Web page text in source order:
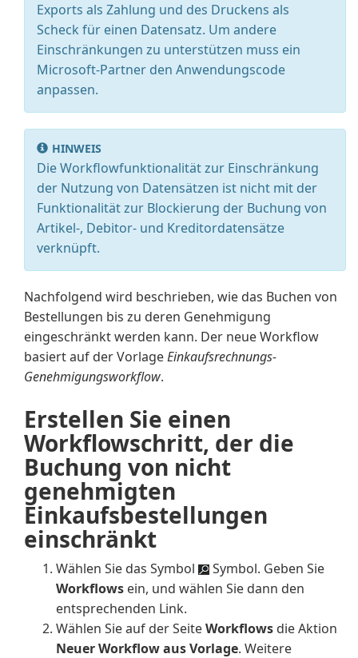
Exports als Zahlung und des Druckens als
Scheck für einen Datensatz. Um andere
Einschränkungen zu unterstützen muss ein
Microsoft-Partner den Anwendungscode
anpassen.
HINWEIS
Die Workflowfunktionalität zur Einschränkung
der Nutzung von Datensätzen ist nicht mit der
Funktionalität zur Blockierung der Buchung von
Artikel-, Debitor- und Kreditordatensätze
verknüpft.
Nachfolgend wird beschrieben, wie das Buchen von
Bestellungen bis zu deren Genehmigung
eingeschränkt werden kann. Der neue Workflow
basiert auf der VorlageEinkaufsrechnungs-
Genehmigungsworkflow.
Erstellen Sie einen
Workflowschritt, der die
Buchung von nicht
genehmigten
Einkaufsbestellungen
einschränkt
Wählen Sie das Symbol
Symbol. Geben Sie
Workflows ein, und wählen Sie dann den
entsprechenden Link.
Wählen Sie auf der SeiteWorkflows die Aktion
Neuer Workflow aus Vorlage. Weitere